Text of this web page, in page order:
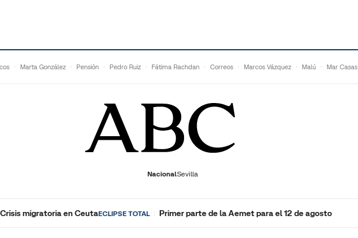
Marta González Pensión Pedro Ruiz Fátima Rachdan Correos Marcos Vázquez Malú Mar Casas
NacionalSevilla
ECONOMÍADEPORTESSOCIEDADCULTURAGENTEPLAYHISTORIAÚLTIMA HORA
Crisis migratoria en CeutaECLIPSE TOTAL Primer parte de la Aemet para el 12 de agosto